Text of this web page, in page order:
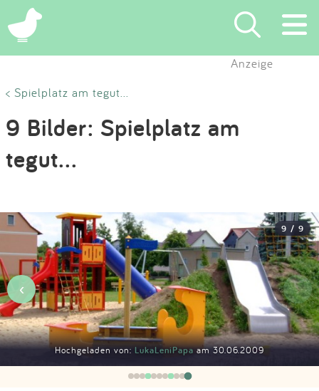
×
Suchen
Eintragen
Blog
Partner
Kontakt
Impressum
Anmelden
Anzeige
< Spielplatz am tegut...
9 Bilder: Spielplatz am
tegut...
Hochgeladen von: LukaLeniPapaam 30.06.2009
9 / 9
‹ ›